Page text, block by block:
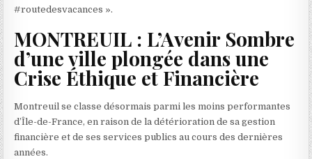
#routedesvacances ».
MONTREUIL : L’Avenir Sombre
d’une ville plongée dans une
Crise Éthique et Financière
Montreuil se classe désormais parmi les moins performantes
d’Île-de-France, en raison de la détérioration de sa gestion
financière et de ses services publics au cours des dernières
années.